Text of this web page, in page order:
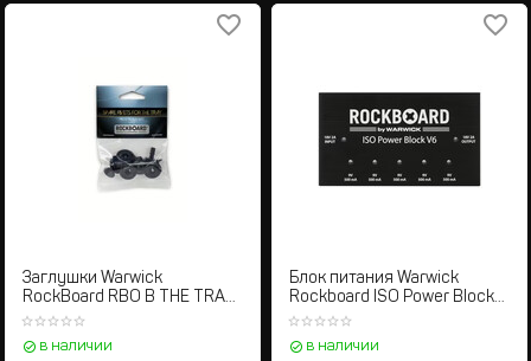
Заглушки Warwick
RockBoard RBO B THE TRAY
RIVET
в наличии
Блок питания Warwick
Rockboard ISO Power Block
V6
в наличии